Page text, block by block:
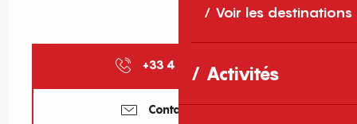
Voir les destinations
Activités
+33 4 68 21 13 ▒▒
Contactez-nous